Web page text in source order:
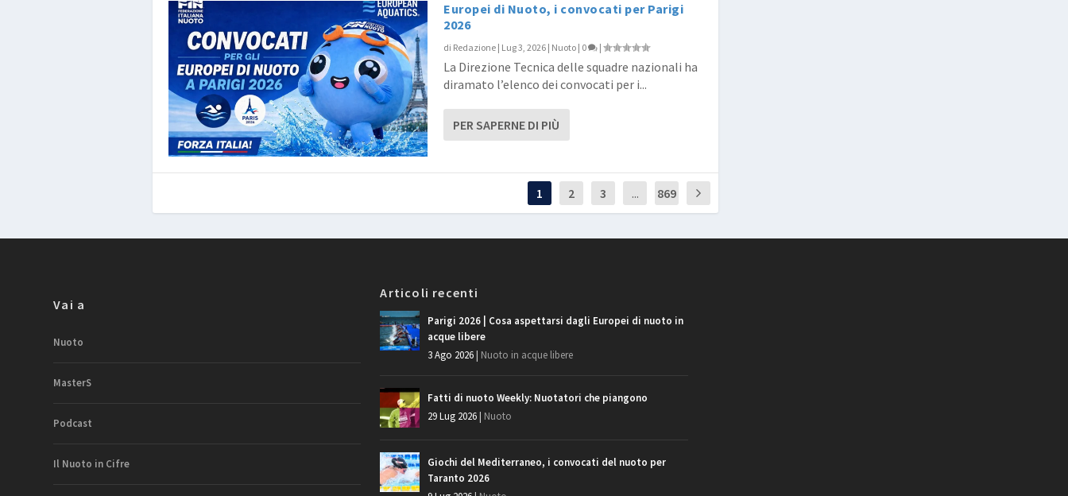
Europei di Nuoto, i convocati per Parigi
2026
di Redazione | Lug 3, 2026 | Nuoto | 0 |
La Direzione Tecnica delle squadre nazionali ha
diramato l’elenco dei convocati per i...
PER SAPERNE DI PIÙ
1 2 3 ... 869
Vai a
Nuoto
MasterS
Podcast
Il Nuoto in Cifre
Articoli recenti
Parigi 2026 | Cosa aspettarsi dagli Europei di nuoto in
acque libere
3 Ago 2026| Nuoto in acque libere
Fatti di nuoto Weekly: Nuotatori che piangono
29 Lug 2026| Nuoto
Giochi del Mediterraneo, i convocati del nuoto per
Taranto 2026